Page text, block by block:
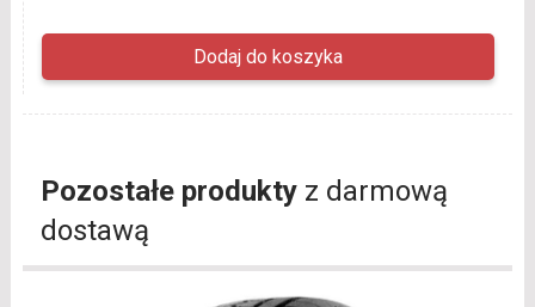
Pozostałe produktyz darmową
dostawą